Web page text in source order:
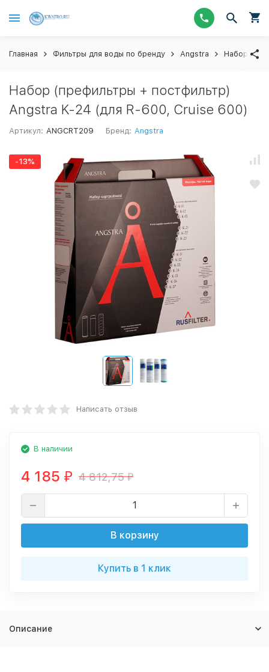
Главная Фильтры для воды по бренду Angstra Наборы
Набор (префильтры + постфильтр)
Angstra K-24 (для R-600, Cruise 600)
Артикул: ANGCRT209 Бренд: Angstra
-13%
Написать отзыв
В наличии
4 185 ₽ 4 812,75₽
В корзину
Купить в 1 клик
Описание